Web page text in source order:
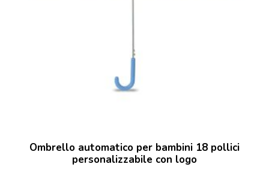
Ombrello automatico per bambini 18 pollici
personalizzabile con logo